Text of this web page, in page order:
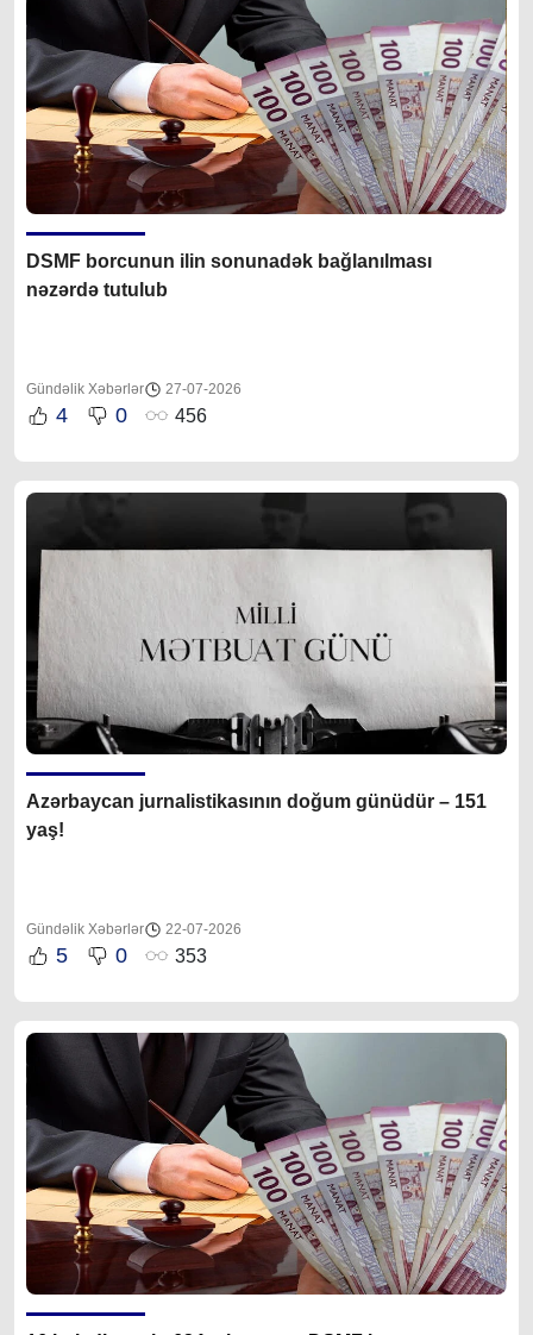
DSMF borcunun ilin sonunadək bağlanılması
nəzərdə tutulub
Gündəlik Xəbərlər 27-07-2026
4 0 456
Azərbaycan jurnalistikasının doğum günüdür – 151
yaş!
Gündəlik Xəbərlər 22-07-2026
5 0 353